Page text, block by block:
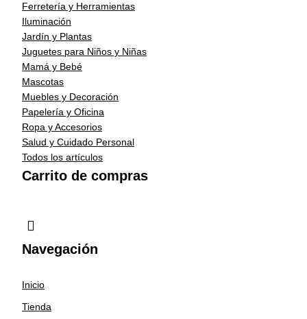
Ferretería y Herramientas
Iluminación
Jardín y Plantas
Juguetes para Niños y Niñas
Mamá y Bebé
Mascotas
Muebles y Decoración
Papelería y Oficina
Ropa y Accesorios
Salud y Cuidado Personal
Todos los artículos
Carrito de compras
Navegación
Inicio
Tienda